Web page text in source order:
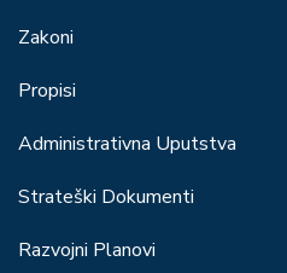
Zakoni
Propisi
Administrativna Uputstva
Strateški Dokumenti
Razvojni Planovi